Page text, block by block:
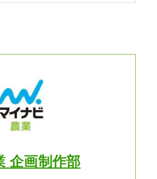
企画制作部